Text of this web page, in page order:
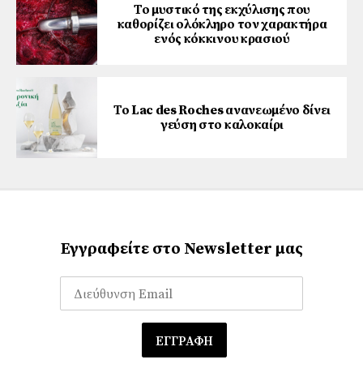
Το μυστικό της εκχύλισης που
καθορίζει ολόκληρο τον χαρακτήρα
ενός κόκκινου κρασιού
Το Lac des Roches ανανεωμένο δίνει
γεύση στο καλοκαίρι
Εγγραφείτε στο Newsletter μας